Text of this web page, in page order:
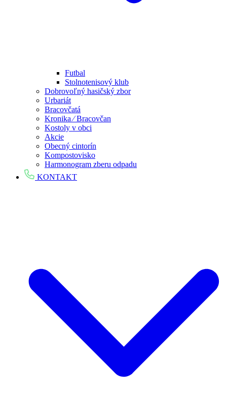
Futbal
Stolnotenisový klub
Dobrovoľný hasičský zbor
Urbariát
Bracovčatá
Kronika ⁄ Bracovčan
Kostoly v obci
Akcie
Obecný cintorín
Kompostovisko
Harmonogram zberu odpadu
KONTAKT